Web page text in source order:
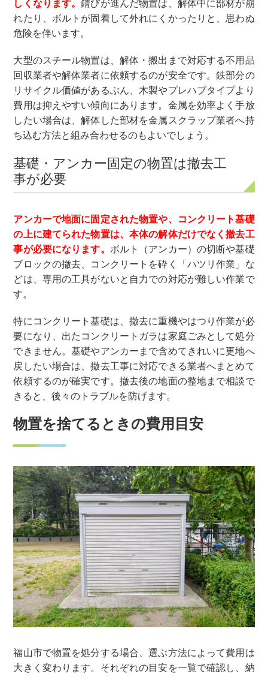
しくなります。錆びが進んだ物置は、解体中に部材が崩
れたり、ボルトが固着して外れにくかったりと、思わぬ
危険を伴います。
大型のスチール物置は、解体・搬出まで対応する不用品
回収業者や解体業者に依頼するのが安全です。鉄部分の
リサイクル価値があるぶん、木製やプレハブタイプより
費用は抑えやすい傾向にあります。金属を効率よく手放
したい場合は、解体した部材を金属スクラップ業者へ持
ち込む方法と組み合わせるのもよいでしょう。
基礎・アンカー固定の物置は撤去工
事が必要
アンカーで地面に固定された物置や、コンクリート基礎
の上に建てられた物置は、本体の解体だけでなく撤去工
事が必要になります。 ボルト（アンカー）の切断や基礎
ブロックの撤去、コンクリートを砕く「ハツリ作業」な
どは、専用の工具がないと自力での対応が難しい作業で
す。
特にコンクリート基礎は、撤去に重機やはつり作業が必
要になり、出たコンクリートガラは家庭ごみとして処分
できません。基礎やアンカーまで含めてきれいに更地へ
戻したい場合は、撤去工事に対応できる業者へまとめて
依頼するのが確実です。撤去後の地面の整地まで相談で
きると、後々のトラブルを防げます。
物置を捨てるときの費用目安
福山市で物置を処分する場合、選ぶ方法によって費用は
大きく変わります。それぞれの目安を一覧で確認し、納